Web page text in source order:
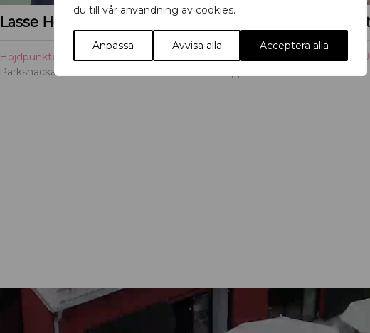
du till vår användning av cookies.
Anpassa Avvisa alla Acceptera alla
Lasse Holm
Höjdpunkter Musik,Uppsala
Parksnäckan
Höjdpunkter Mat & dryck